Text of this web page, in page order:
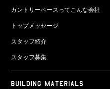
カントリーベースってこんな会社
トップメッセージ
スタッフ紹介
スタッフ募集
BUILDING MATERIALS